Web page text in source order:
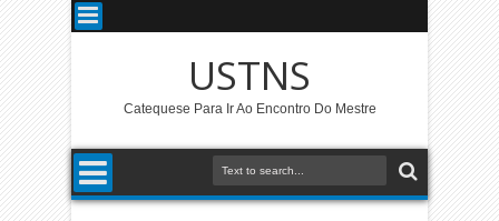
USTNS
Catequese Para Ir Ao Encontro Do Mestre